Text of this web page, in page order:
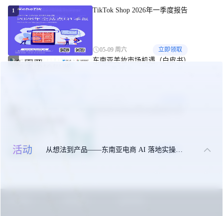
活动 从想法到产品——东南亚电商 AI 落地实操大课
1 TikTok Shop 2026年一季度报告
05-09 周六 立即领取
2 东南亚美妆市场机遇（白皮书）
10-27 周一 立即领取